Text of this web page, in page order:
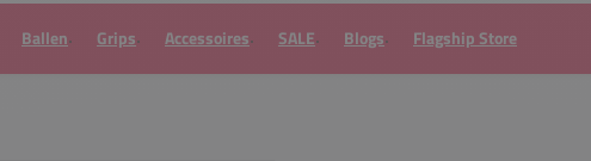
Ballen Grips Accessoires SALE Blogs Flagship Store